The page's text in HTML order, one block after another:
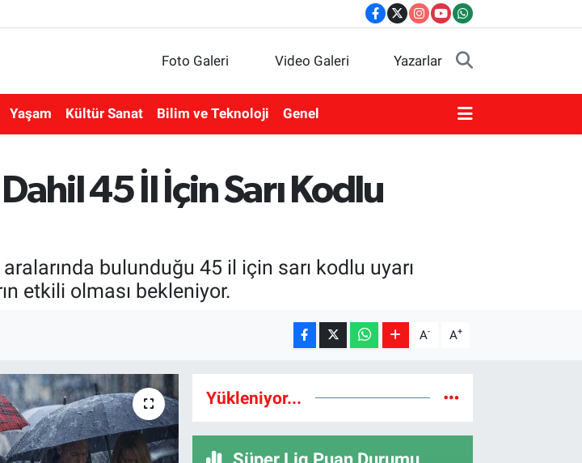
Foto Galeri Video Galeri Yazarlar
Yaşam Kültür Sanat Bilim ve Teknoloji Genel
45 İl İçin Sarı Kodlu
bulunduğu 45 il için sarı kodlu uyarı
etkili olması bekleniyor.
A- A+
Yükleniyor...